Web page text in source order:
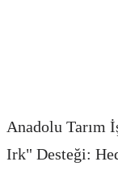
Anadolu Tarım
Irk" Desteği: